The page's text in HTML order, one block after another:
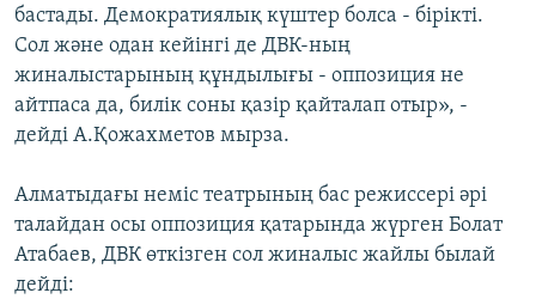
бастады. Демократиялық күштер болса - бірікті.
Сол және одан кейінгі де ДВК-ның
жиналыстарының құндылығы - оппозиция не
айтпаса да, билік соны қазір қайталап отыр», -
дейді А.Қожахметов мырза.
Алматыдағы неміс театрының бас режиссері әрі
талайдан осы оппозиция қатарында жүрген Болат
Атабаев, ДВК өткізген сол жиналыс жайлы былай
дейді: